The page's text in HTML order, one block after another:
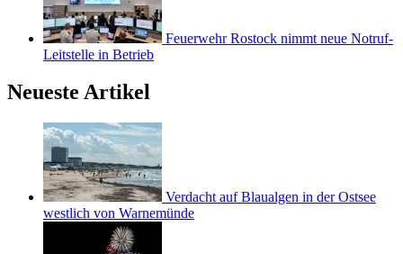
Feuerwehr Rostock nimmt neue Notruf-
Leitstelle in Betrieb
Neueste Artikel
Verdacht auf Blaualgen in der Ostsee
westlich von Warnemünde